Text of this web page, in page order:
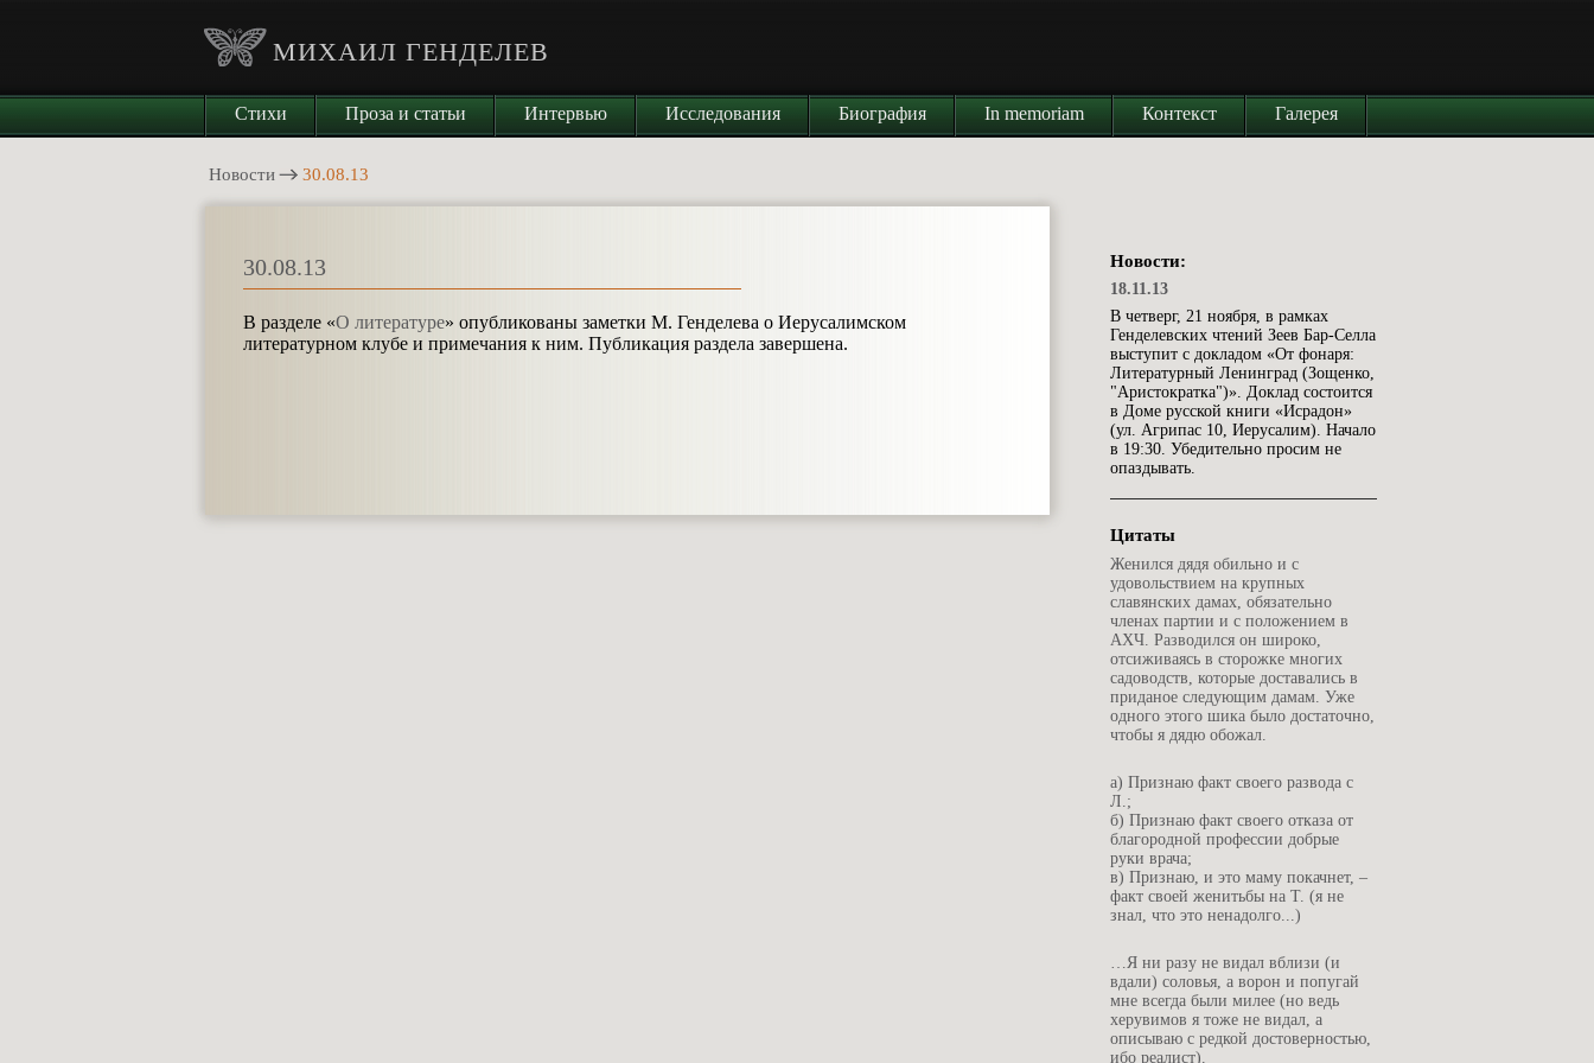
МИХАИЛ ГЕНДЕЛЕВ
Стихи Проза и статьи Интервью Исследования Биография In memoriam Контекст Галерея
Новости 30.08.13
30.08.13
В разделе «О литературе» опубликованы заметки М. Генделева о Иерусалимском
литературном клубе и примечания к ним. Публикация раздела завершена.
Новости:
18.11.13
В четверг, 21 ноября, в рамках
Генделевских чтений Зеев Бар-Селла
выступит с докладом «От фонаря:
Литературный Ленинград (Зощенко,
"Аристократка")». Доклад состоится
в Доме русской книги «Исрадон»
(ул. Агрипас 10, Иерусалим). Начало
в 19:30. Убедительно просим не
опаздывать.
Цитаты
Женился дядя обильно и с
удовольствием на крупных
славянских дамах, обязательно
членах партии и с положением в
АХЧ. Разводился он широко,
отсиживаясь в сторожке многих
садоводств, которые доставались в
приданое следующим дамам. Уже
одного этого шика было достаточно,
чтобы я дядю обожал.
а) Признаю факт своего развода с
Л.;
б) Признаю факт своего отказа от
благородной профессии добрые
руки врача;
в) Признаю, и это маму покачнет, –
факт своей женитьбы на Т. (я не
знал, что это ненадолго...)
Я ни разу не видал вблизи (и
вдали) соловья, а ворон и попугай
мне всегда были милее (но ведь
херувимов я тоже не видал, а
описываю с редкой достоверностью,
ибо реалист).